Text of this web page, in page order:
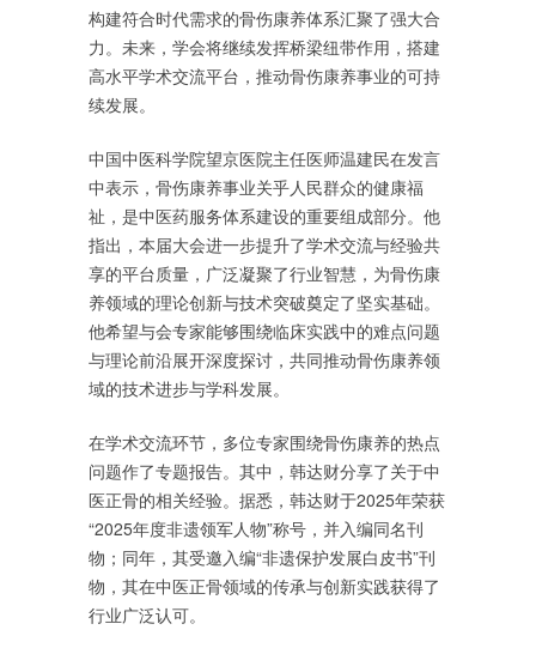
构建符合时代需求的骨伤康养体系汇聚了强大合
力。未来，学会将继续发挥桥梁纽带作用，搭建
高水平学术交流平台，推动骨伤康养事业的可持
续发展。
中国中医科学院望京医院主任医师温建民在发言
中表示，骨伤康养事业关乎人民群众的健康福
祉，是中医药服务体系建设的重要组成部分。他
指出，本届大会进一步提升了学术交流与经验共
享的平台质量，广泛凝聚了行业智慧，为骨伤康
养领域的理论创新与技术突破奠定了坚实基础。
他希望与会专家能够围绕临床实践中的难点问题
与理论前沿展开深度探讨，共同推动骨伤康养领
域的技术进步与学科发展。
在学术交流环节，多位专家围绕骨伤康养的热点
问题作了专题报告。其中，韩达财分享了关于中
医正骨的相关经验。据悉，韩达财于2025年荣获
“2025年度非遗领军人物”称号，并入编同名刊
物；同年，其受邀入编“非遗保护发展白皮书”刊
物，其在中医正骨领域的传承与创新实践获得了
行业广泛认可。